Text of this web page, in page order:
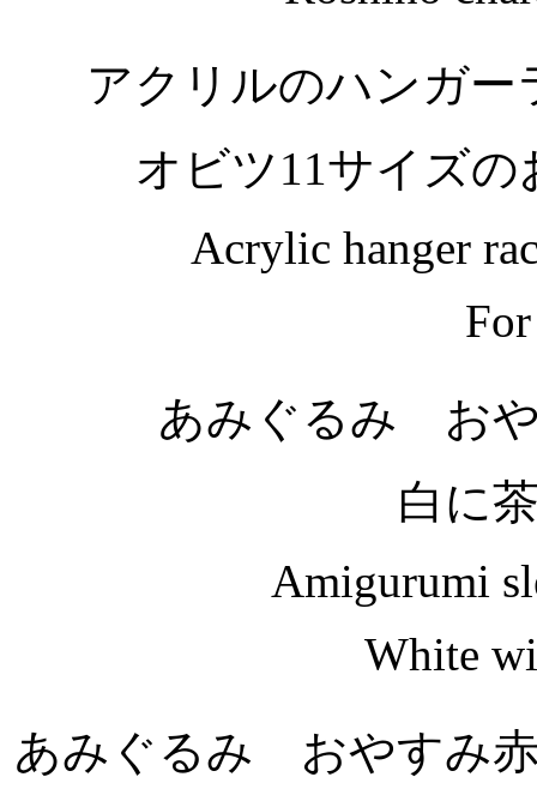
アクリルのハンガ
オビツ11サイズ
Acrylic hanger
あみぐるみ お
白に
Amigurumi
White
あみぐるみ おやすみ